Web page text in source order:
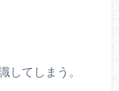
してしまう。